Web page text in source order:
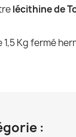
lécithine de
Kg fermé
: